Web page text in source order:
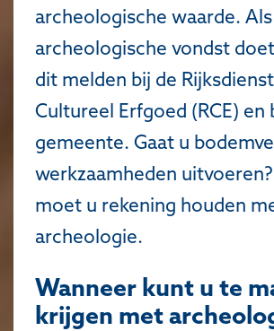
archeologische waarde.
archeologische vondst
dit melden bij de
Cultureel Erfgoed (RCE) en
gemeente. Gaat u
werkzaamheden
moet u rekening houden
archeologie.
Wanneer kunt u te
krijgen met